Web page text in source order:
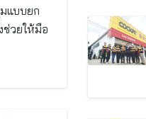
แบบยก
ช่วยให้มือ